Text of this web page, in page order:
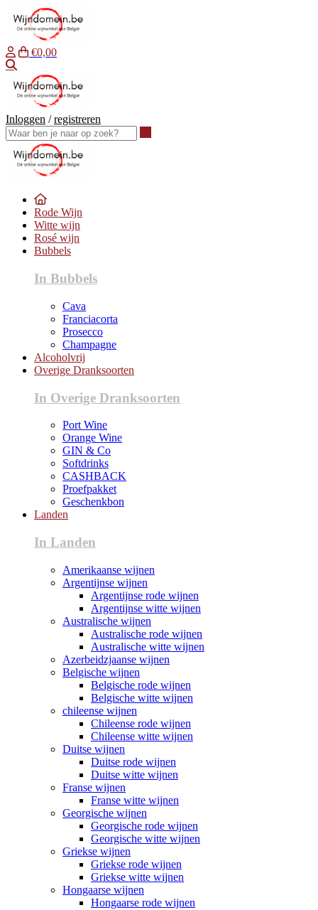
€0,00
Inloggen /registreren
Rode Wijn
Witte wijn
Rosé wijn
Bubbels
In Bubbels
Cava
Franciacorta
Prosecco
Champagne
Alcoholvrij
Overige Dranksoorten
In Overige Dranksoorten
Port Wine
Orange Wine
GIN & Co
Softdrinks
CASHBACK
Proefpakket
Geschenkbon
Landen
In Landen
Amerikaanse wijnen
Argentijnse wijnen
Argentijnse rode wijnen
Argentijnse witte wijnen
Australische wijnen
Australische rode wijnen
Australische witte wijnen
Azerbeidzjaanse wijnen
Belgische wijnen
Belgische rode wijnen
Belgische witte wijnen
chileense wijnen
Chileense rode wijnen
Chileense witte wijnen
Duitse wijnen
Duitse rode wijnen
Duitse witte wijnen
Franse wijnen
Franse witte wijnen
Georgische wijnen
Georgische rode wijnen
Georgische witte wijnen
Griekse wijnen
Griekse rode wijnen
Griekse witte wijnen
Hongaarse wijnen
Hongaarse rode wijnen